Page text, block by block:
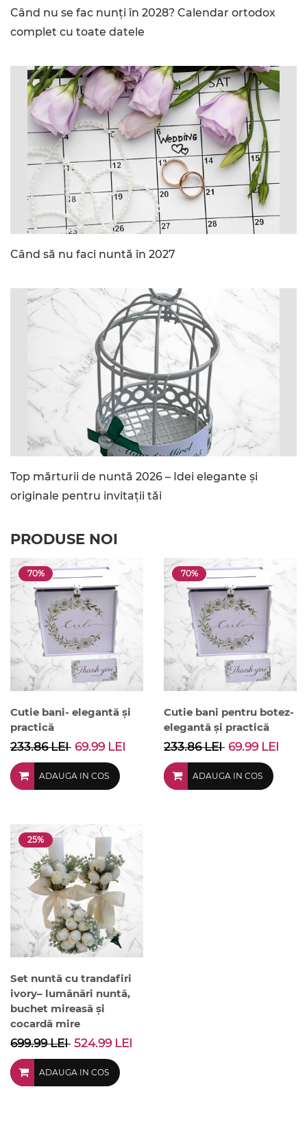
Când nu se fac nunți în 2028? Calendar ortodox
complet cu toate datele
Când să nu faci nuntă în 2027
Top mărturii de nuntă 2026 – Idei elegante și
originale pentru invitații tăi
PRODUSE NOI
70%
Cutie bani- elegantă și
practică
233.86 LEI 69.99 LEI
ADAUGA IN COS
70%
Cutie bani pentru botez-
elegantă și practică
233.86 LEI 69.99 LEI
ADAUGA IN COS
25%
Set nuntă cu trandafiri
ivory– lumânări nuntă,
buchet mireasă și
cocardă mire
699.99 LEI 524.99 LEI
ADAUGA IN COS